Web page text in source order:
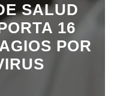
SALUD
16
POR